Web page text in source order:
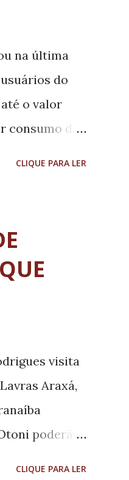
na última
do
o valor
consumo da
dos
de hoje,
CLIQUE PARA LER
visita
Araxá,
poderão
CLIQUE PARA LER